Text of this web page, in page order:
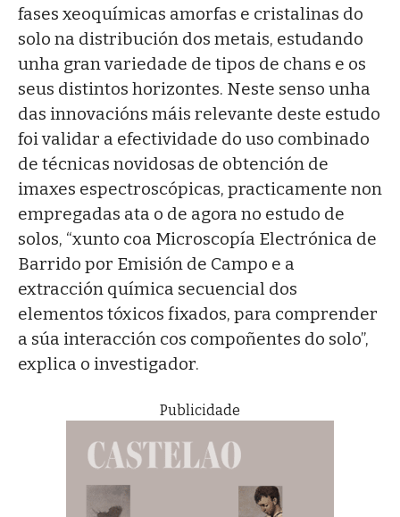
fases xeoquímicas amorfas e cristalinas do
solo na distribución dos metais, estudando
unha gran variedade de tipos de chans e os
seus distintos horizontes. Neste senso unha
das innovacións máis relevante deste estudo
foi validar a efectividade do uso combinado
de técnicas novidosas de obtención de
imaxes espectroscópicas, practicamente non
empregadas ata o de agora no estudo de
solos, “xunto coa Microscopía Electrónica de
Barrido por Emisión de Campo e a
extracción química secuencial dos
elementos tóxicos fixados, para comprender
a súa interacción cos compoñentes do solo”,
explica o investigador.
Publicidade